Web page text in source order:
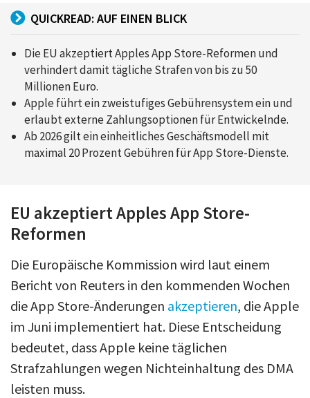
QUICKREAD: AUF EINEN BLICK
Die EU akzeptiert Apples App Store-Reformen und
verhindert damit tägliche Strafen von bis zu 50
Millionen Euro.
Apple führt ein zweistufiges Gebührensystem ein und
erlaubt externe Zahlungsoptionen für Entwickelnde.
Ab 2026 gilt ein einheitliches Geschäftsmodell mit
maximal 20 Prozent Gebühren für App Store-Dienste.
EU akzeptiert Apples App Store-
Reformen
Die Europäische Kommission wird laut einem
Bericht von Reuters in den kommenden Wochen
die App Store-Änderungen akzeptieren, die Apple
im Juni implementiert hat. Diese Entscheidung
bedeutet, dass Apple keine täglichen
Strafzahlungen wegen Nichteinhaltung des DMA
leisten muss.